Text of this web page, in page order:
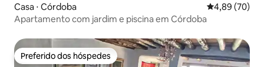
Casa ⋅ Córdoba 4,89 de uma
4,89 (70)
Apartamento com jardim e piscina em Córdoba
Preferido dos hóspedes
Preferido dos hóspedes